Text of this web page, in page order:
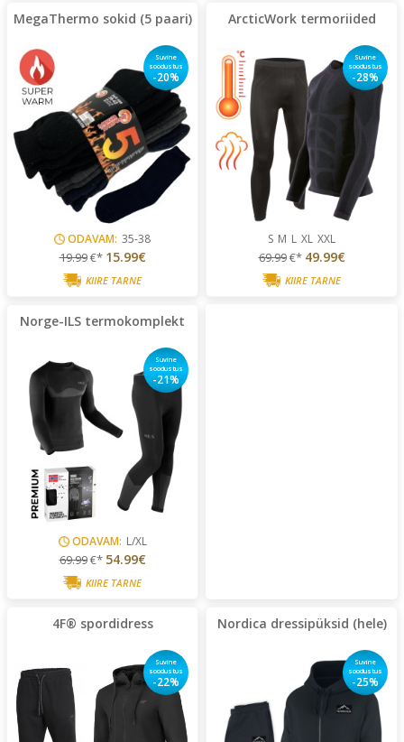
MegaThermo sokid (5 paari)
Suvine
soodustus
-20%
ODAVAM: 35-38
19.99€* 15.99€
KIIRE TARNE
ArcticWork termoriided
Suvine
soodustus
-28%
S M L XL XXL
69.99€* 49.99€
KIIRE TARNE
Norge-ILS termokomplekt
Suvine
soodustus
-21%
ODAVAM: L/XL
69.99€* 54.99€
KIIRE TARNE
4F® spordidress
Suvine
soodustus
-22%
Nordica dressipüksid (hele)
Suvine
soodustus
-25%